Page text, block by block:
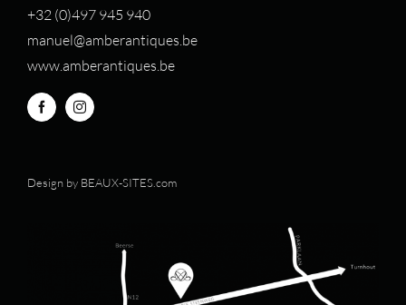
+32 (0)497 945 940
manuel@amberantiques.be
www.amberantiques.be
Design by BEAUX-SITES.com